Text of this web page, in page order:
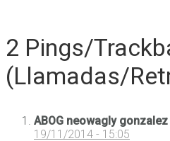
2 Pings/
(Llamadas/
ABOG neowagly gonzalez
19/11/2014 - 15:05